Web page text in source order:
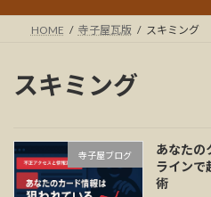
HOME 寺子屋瓦版 スキミング
スキミング
寺子屋ブログ
あなたの
ラインで
術